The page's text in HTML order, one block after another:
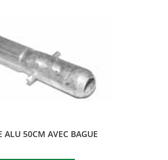
ALU 50CM AVEC BAGUE